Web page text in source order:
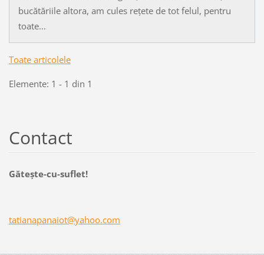
bucătăriile altora, am cules rețete de tot felul, pentru
toate...
Toate articolele
Elemente: 1 - 1 din 1
Contact
Găteşte-cu-suflet!
tatianapanaiot@yahoo.com